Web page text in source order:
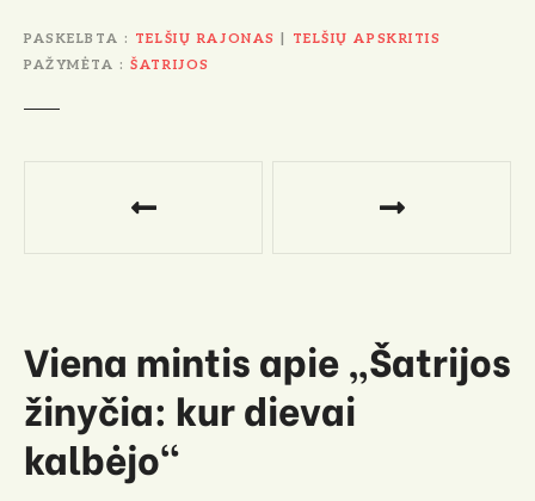
PASKELBTA TELŠIŲ RAJONAS
TELŠIŲ APSKRITIS
PAŽYMĖTA
ŠATRIJOS
g
a
c
Viena mintis apie „Šatrijos
žinyčia: kur dievai
kalbėjo“